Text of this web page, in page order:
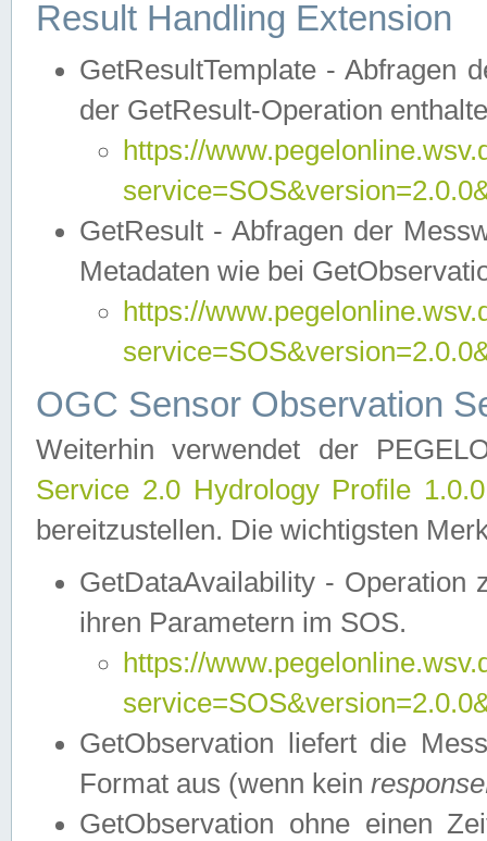
Result Handling Extension
GetResultTemplate - Abfragen
der GetResult-Operation
https://
GetResult - Abfragen der
Metadaten wie bei
https://
OGC Sensor Observation
Weiterhin verwendet der
Service 2.0 Hydrology Profile
bereitzustellen. Die wichtigsten
GetDataAvailability - Operation
ihren Parametern im SOS.
https://
GetObservation liefert die
Format aus (wenn kein
GetObservation ohne einen